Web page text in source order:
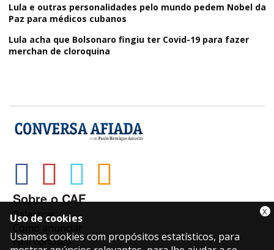
Lula e outras personalidades pelo mundo pedem Nobel da
Paz para médicos cubanos
Lula acha que Bolsonaro fingiu ter Covid-19 para fazer
merchan de cloroquina
Sobre o CAF
Palestras
Fale conosco
X
Uso de cookies
Usamos cookies com propósitos estatísticos, para